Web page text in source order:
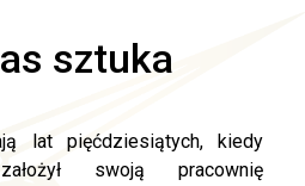
sztuka
lat pięćdziesiątych, kiedy
swoją pracownię